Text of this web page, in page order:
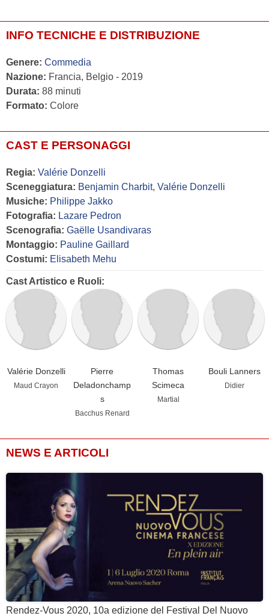
INFO TECNICHE E DISTRIBUZIONE
Genere: Commedia
Nazione: Francia, Belgio - 2019
Durata: 88 minuti
Formato: Colore
CAST E PERSONAGGI
Regia: Valérie Donzelli
Sceneggiatura: Benjamin Charbit, Valérie Donzelli
Musiche: Philippe Jakko
Fotografia: Lazare Pedron
Scenografia: Gaëlle Usandivaras
Montaggio: Pauline Gaillard
Costumi: Elisabeth Mehu
Cast Artistico e Ruoli:
Valérie Donzelli
Maud Crayon
Pierre
Deladonchamp
s
Bacchus Renard
Thomas
Scimeca
Martial
Bouli Lanners
Didier
NEWS E ARTICOLI
Rendez-Vous 2020, 10a edizione del Festival Del Nuovo